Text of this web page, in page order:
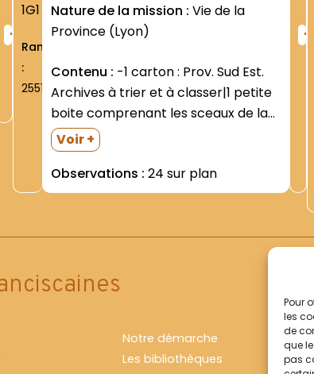
Pour
les
de
que
pas
+
1G1
Rang
:
2551
Nature de la mission : Vie de la
Province (Lyon)
Contenu :
Archives à trier et à classer|1 petite
boite comprenant les sceaux de la
Province|1 cahier Nécrologe de la
Province de St Bernardin de Sienne
devenue Province des Trois-
Compagnons|1849-2001. Manuscrit|1
Bernardin....
Voir +
Observations : 24 sur plan
Notre démarche
Les bibliothèques